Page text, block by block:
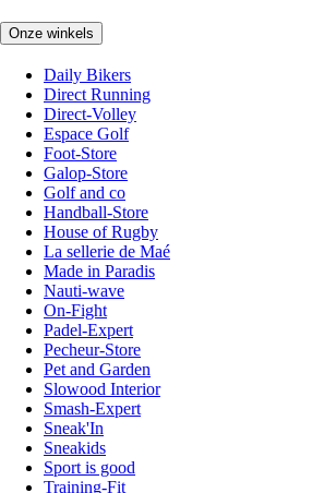
Onze winkels
Daily Bikers
Direct Running
Direct-Volley
Espace Golf
Foot-Store
Galop-Store
Golf and co
Handball-Store
House of Rugby
La sellerie de Maé
Made in Paradis
Nauti-wave
On-Fight
Padel-Expert
Pecheur-Store
Pet and Garden
Slowood Interior
Smash-Expert
Sneak'In
Sneakids
Sport is good
Training-Fit